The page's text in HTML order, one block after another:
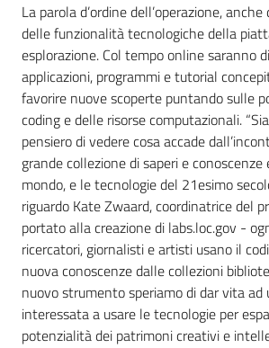
La parola d’ordine dell’operazione,
delle funzionalità tecnologiche della
esplorazione. Col tempo online saranno
applicazioni, programmi e tutorial
favorire nuove scoperte puntando sulle
coding e delle risorse computazionali.
pensiero di vedere cosa accade
grande collezione di saperi e
mondo, e le tecnologie del 21esimo
riguardo Kate Zwaard, coordinatrice del
portato alla creazione di labs.loc.gov -
ricercatori, giornalisti e artisti usano il
nuova conoscenze dalle collezioni
nuovo strumento speriamo di dar vita ad
interessata a usare le tecnologie per
potenzialità dei patrimoni creativi e